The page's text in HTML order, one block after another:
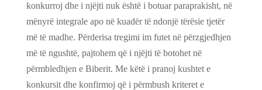
konkurroj dhe i njëjti nuk është i botuar paraprakisht, në
mënyrë integrale apo në kuadër të ndonjë tërësie tjetër
më të madhe. Përderisa tregimi im futet në përzgjedhjen
më të ngushtë, pajtohem që i njëjti të botohet në
përmbledhjen e Biberit. Me këtë i pranoj kushtet e
konkursit dhe konfirmoj që i përmbush kriteret e